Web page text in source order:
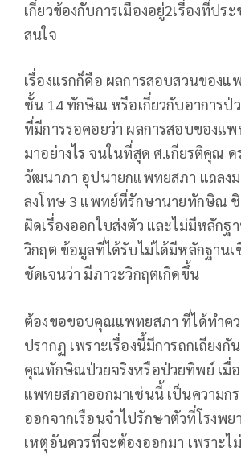
เกี่ยวข้องกับการเมืองอยู่2เรื่องที่ปร
สนใจ
เรื่องแรกก็คือ ผลการสอบสวนของ
ชั้น 14 ทักษิณ หรือเกี่ยวกับอาการ
ที่มีการรอคอยว่า ผลการสอบของแ
มาอย่างไร จนในที่สุด ศ.เกียรติคุณ
วัฒนาภา อุปนายกแพทยสภา แถลง
ลงโทษ 3 แพทย์ที่รักษานายทักษิณ ชิ
ผิดเรื่องออกใบส่งตัว และไม่มีหลักฐ
วิกฤต ข้อมูลที่ได้รับไม่ได้มีหลักฐาน
ชัดเจนว่า มีภาวะวิกฤตเกิดขึ้น
ต้องขอขอบคุณแพทยสภา ที่ได้ทำคว
ปรากฏ เพราะเรื่องนี้มีการถกเถียงกั
คุณทักษิณป่วยจริงหรือป่วยทิพย์ เมื่
แพทยสภาออกมาเช่นนี้ เป็นความกร
ออกจากเรือนจำไปรักษาตัวที่โรงพย
เหตุอันควรที่จะต้องออกมา เพราะไ